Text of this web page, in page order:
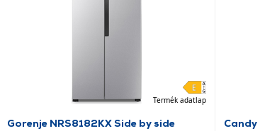
Termék adatlap
Gorenje NRS8182KX Side by side
Candy